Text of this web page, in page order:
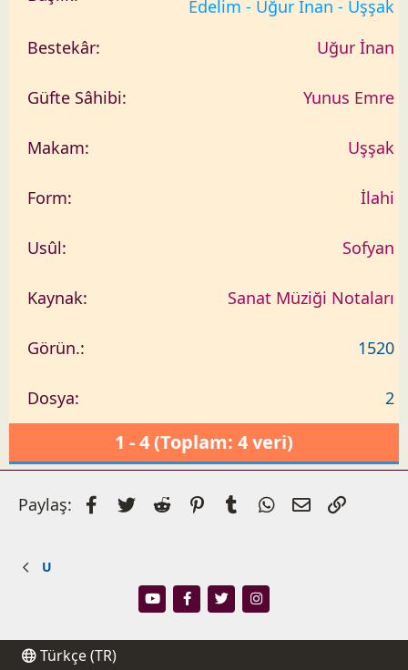
Edelim - Uğur İnan - Uşşak
Uğur İnan
Yunus Emre
Uşşak
İlahi
Sofyan
Sanat Müziği Notaları
1520
2
1 - 4 (Toplam: 4 veri)
Paylaş: FacebookTwitterReddit PinterestTumblrWhatsApp
E-posta
U
Türkçe (TR)